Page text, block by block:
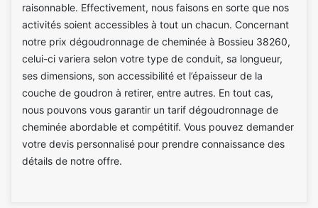
raisonnable. Effectivement, nous faisons en sorte que nos
activités soient accessibles à tout un chacun. Concernant
notre prix dégoudronnage de cheminée à Bossieu 38260,
celui-ci variera selon votre type de conduit, sa longueur,
ses dimensions, son accessibilité et l’épaisseur de la
couche de goudron à retirer, entre autres. En tout cas,
nous pouvons vous garantir un tarif dégoudronnage de
cheminée abordable et compétitif. Vous pouvez demander
votre devis personnalisé pour prendre connaissance des
détails de notre offre.